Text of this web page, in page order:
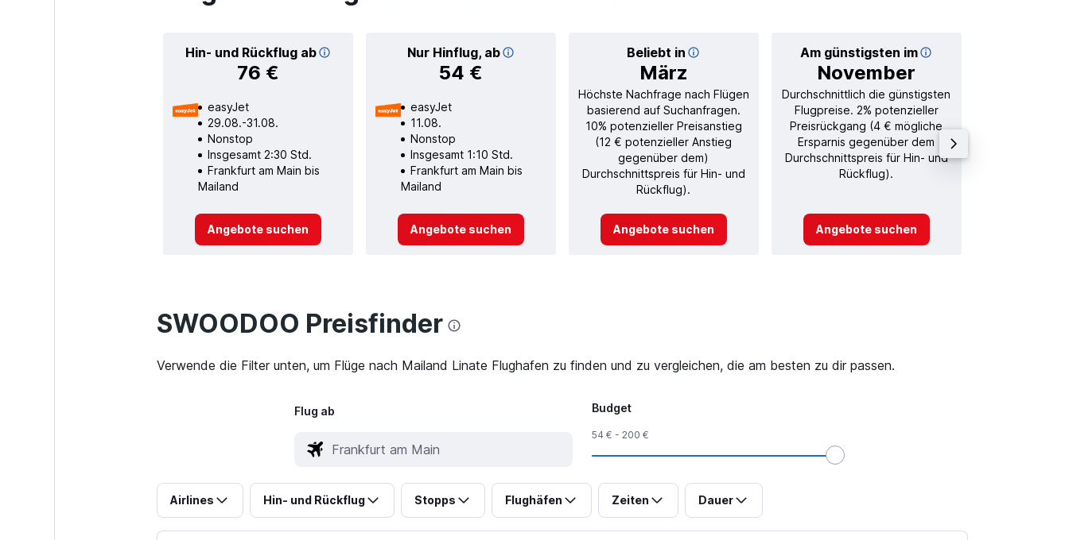
Hin- und Rückflug ab
76 €
Nur Hinflug, ab
54 €
Beliebt in
März
Am günstigsten im
November
easyJet
29.08.-31.08.
Nonstop
Insgesamt 2:30 Std.
Frankfurt am Main bis
Mailand
Angebote suchen
easyJet
11.08.
Nonstop
Insgesamt 1:10 Std.
Frankfurt am Main bis
Mailand
Angebote suchen
Höchste Nachfrage nach Flügen
basierend auf Suchanfragen.
10% potenzieller Preisanstieg
(12 € potenzieller Anstieg
gegenüber dem)
Durchschnittspreis für Hin- und
Rückflug).
Angebote suchen
Durchschnittlich die günstigsten
Flugpreise. 2% potenzieller
Preisrückgang (4 € mögliche
Ersparnis gegenüber dem
Durchschnittspreis für Hin- und
Rückflug).
Angebote suchen
SWOODOO Preisfinder
Verwende die Filter unten, um Flüge nach Mailand Linate Flughafen zu finden und zu vergleichen, die am besten zu dir passen.
Flug ab Budget
54 € - 200 €
Airlines Hin- und Rückflug Stopps Flughäfen Zeiten Dauer